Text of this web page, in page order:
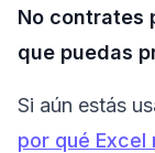
No contrates
que puedas
Si aún estás
por qué